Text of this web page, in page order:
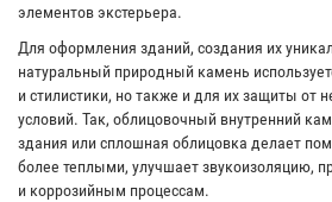
элементов экстерьера.
Для оформления зданий, создания их
натуральный природный камень
и стилистики, но также и для их защиты от
условий. Так, облицовочный внутренний
здания или сплошная облицовка делает
более теплыми, улучшает звукоизоляцию,
и коррозийным процессам.